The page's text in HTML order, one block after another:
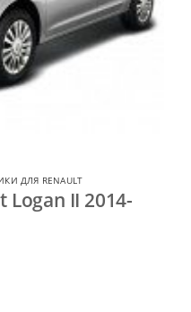
ДЛЯ RENAULT
Logan II 2014-